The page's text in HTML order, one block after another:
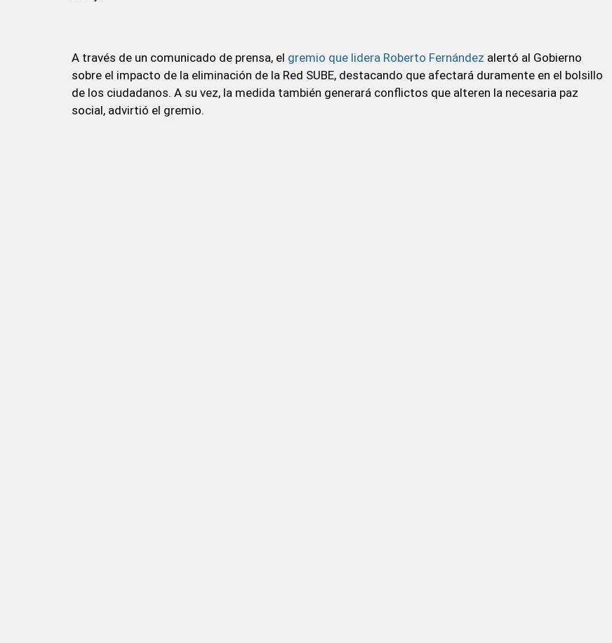
A través de un comunicado de prensa, el gremio que lidera Roberto Fernández alertó al Gobierno
sobre el impacto de la eliminación de la Red SUBE, destacando que afectará duramente en el bolsillo
de los ciudadanos. A su vez, la medida también generará conflictos que alteren la necesaria paz
social, advirtió el gremio.